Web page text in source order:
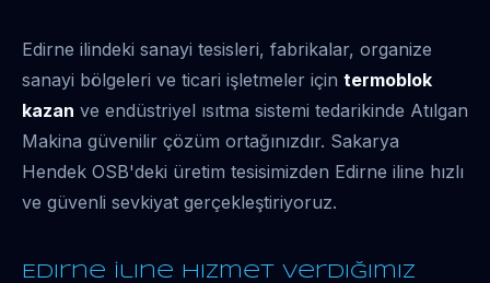
Edirne ilindeki sanayi tesisleri, fabrikalar, organize
sanayi bölgeleri ve ticari işletmeler için termoblok
kazan ve endüstriyel ısıtma sistemi tedarikinde Atılgan
Makina güvenilir çözüm ortağınızdır. Sakarya
Hendek OSB'deki üretim tesisimizden Edirne iline hızlı
ve güvenli sevkiyat gerçekleştiriyoruz.
Edirne İline Hizmet Verdiğimiz